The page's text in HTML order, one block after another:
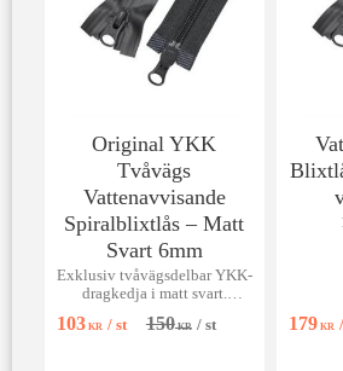
Original YKK
Tvåvägs
Vattenavvisande
Spiralblixtlås – Matt
Svart 6mm
Exklusiv tvåvägsdelbar YKK-
dragkedja i matt svart.
för jackor & parkas.
103KR / st 150KR / st 179 KR /